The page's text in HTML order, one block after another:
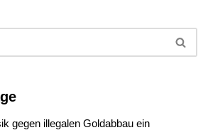
gegen illegalen Goldabbau ein